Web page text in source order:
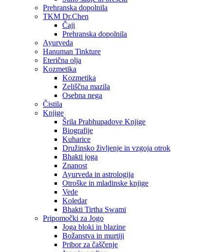
Prehranska dopolnila
TKM Dr.Chen
Čaji
Prehranska dopolnila
Ayurveda
Hanuman Tinkture
Eterična olja
Kozmetika
Kozmetika
Zeliščna mazila
Osebna nega
Čistila
Knjige
Šrila Prabhupadove Knjige
Biografije
Kuharice
Družinsko življenje in vzgoja otrok
Bhakti joga
Znanost
Ayurveda in astrologija
Otroške in mladinske knjige
Vede
Koledar
Bhakti Tirtha Swami
Pripomočki za Jogo
Joga bloki in blazine
Božanstva in murtiji
Pribor za čaščenje